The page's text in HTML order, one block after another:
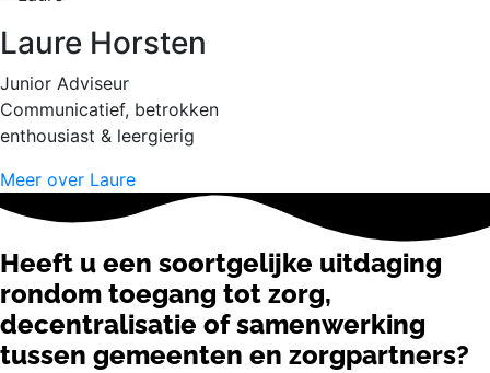
Laure Horsten
Junior Adviseur
Communicatief, betrokken
enthousiast & leergierig
Meer over Laure
Heeft u een soortgelijke uitdaging
rondom toegang tot zorg,
decentralisatie of samenwerking
tussen gemeenten en zorgpartners?